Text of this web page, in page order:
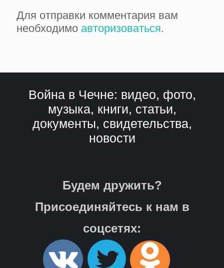
Для отправки комментария вам
необходимо авторизоваться.
Война в Чечне: видео, фото,
музыка, книги, статьи,
документы, свидетельства,
новости
Будем дружить?
Присоединяйтесь к нам в
соцсетях: